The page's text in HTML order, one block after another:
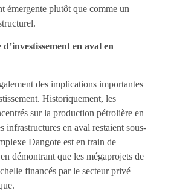
émergente plutôt que comme un
en aval en
des implications importantes
Historiquement, les
sur la production pétrolière en
infrastructures en aval restaient sous-
Dangote est en train de
démontrant que les mégaprojets de
financés par le secteur privé